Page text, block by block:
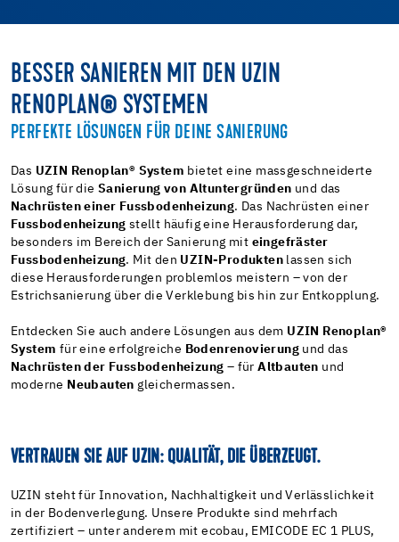
BESSER SANIEREN MIT DEN UZIN
RENOPLAN® SYSTEMEN
PERFEKTE LÖSUNGEN FÜR DEINE SANIERUNG
Das UZIN Renoplan® System bietet eine massgeschneiderte
Lösung für dieSanierung von Altuntergründen und das
Nachrüsten einer Fussbodenheizung. Das Nachrüsten einer
Fussbodenheizung stellt häufig eine Herausforderung dar,
besonders im Bereich der Sanierung mit eingefräster
Fussbodenheizung. Mit den UZIN-Produkten lassen sich
diese Herausforderungen problemlos meistern – von der
Estrichsanierung über die Verklebung bis hin zur Entkopplung.
Entdecken Sie auch andere Lösungen aus dem UZIN Renoplan®
System für eine erfolgreiche Bodenrenovierung und das
Nachrüsten der Fussbodenheizung – fürAltbauten und
moderne Neubauten gleichermassen.
VERTRAUEN SIE AUF UZIN: QUALITÄT, DIE ÜBERZEUGT.
UZIN steht für Innovation, Nachhaltigkeit und Verlässlichkeit
in der Bodenverlegung. Unsere Produkte sind mehrfach
zertifiziert – unter anderem mit ecobau, EMICODE EC 1 PLUS,